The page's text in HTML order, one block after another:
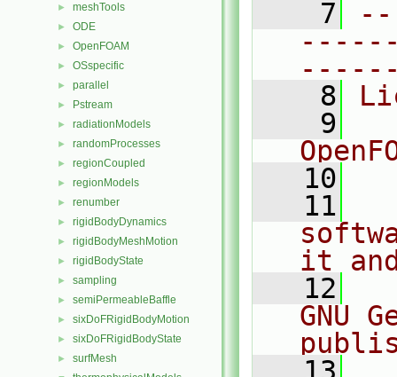
► meshTools
► ODE
► OpenFOAM
► OSspecific
► parallel
► Pstream
► radiationModels
► randomProcesses
► regionCoupled
► regionModels
► renumber
► rigidBodyDynamics
► rigidBodyMeshMotion
► rigidBodyState
► sampling
► semiPermeableBaffle
► sixDoFRigidBodyMotion
► sixDoFRigidBodyState
► surfMesh
    7
    8
    9
   10
   11
it
   12
GNU